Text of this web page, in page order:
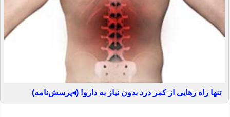
تنها راه رهایی از کمر درد بدون نیاز به دارو! (◂پرسش‌نامه)